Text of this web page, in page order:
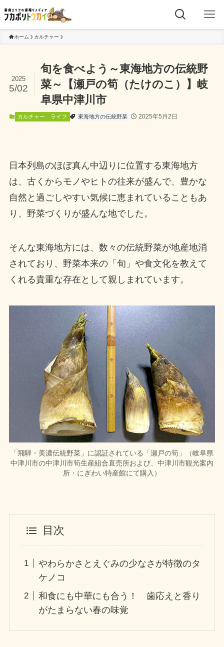
ホーム カルチャー
旬を食べよう～東海地方の伝統野
菜～【瀬戸の筍（たけのこ）】岐
阜県中津川市
2025
5/02
カルチャー ライフ 東海地方の伝統野菜 2025年5月2日
日本列島のほぼ真ん中辺りに位置する東海地方
は、古くからモノやヒトの往来が盛んで、豊かな
自然と過ごしやすい気候に恵まれていることもあ
り、野菜づくりが盛んな地でした。
そんな東海地方には、数々の伝統野菜が地産地消
されており、野菜本来の「旬」や食文化を教えて
くれる貴重な存在として親しまれています。
「飛騨・美濃伝統野菜」に認証されている「瀬戸の筍」（岐阜県
中津川市の中津川市筍生産組合直売所および、中津川市観光案内
所・にぎわい特産館にて購入）
目次
やわらかさとえぐみの少なさが特徴のタ
ケノコ
和食にも中華にも合う！ 歯応えと香り
がたまらない春の味覚